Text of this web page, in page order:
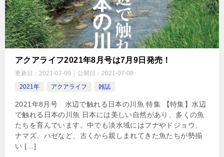
アクアライフ2021年8月号は7月9日発売！
更新日： 2021-07-09 公開日： 2021-07-08
2021年
アクアライフ 雑誌
2021年8月号 水辺で触れる日本の川魚 特集 【特集】水辺
で触れる日本の川魚 日本には美しい自然があり、多くの魚
たちを育んでいます。中でも淡水域にはフナやドジョウ、
ナマズ、ハゼなど、古くから親しまれてきた魚たちが勢揃
い […]